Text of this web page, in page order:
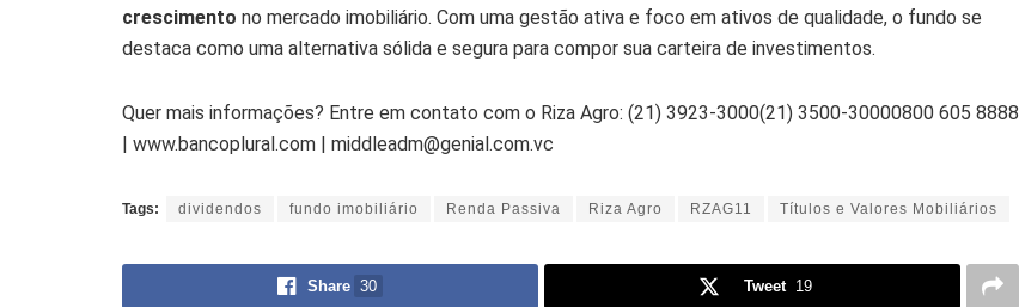
crescimento no mercado imobiliário. Com uma gestão ativa e foco em ativos de qualidade, o fundo se
destaca como uma alternativa sólida e segura para compor sua carteira de investimentos.
Quer mais informações? Entre em contato com o Riza Agro: (21) 3923-3000(21) 3500-30000800 605 8888
| www.bancoplural.com | middleadm@genial.com.vc
Tags: dividendos fundo imobiliário Renda Passiva Riza Agro RZAG11 Títulos e Valores Mobiliários
Share 30 Tweet 19